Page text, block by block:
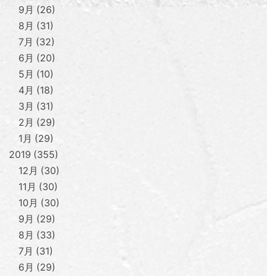
9月
26
8月
31
7月
32
6月
20
5月
10
4月
18
3月
31
2月
29
1月
29
2019 355
12月
30
11月
30
10月
30
9月
29
8月
33
7月
31
6月
29